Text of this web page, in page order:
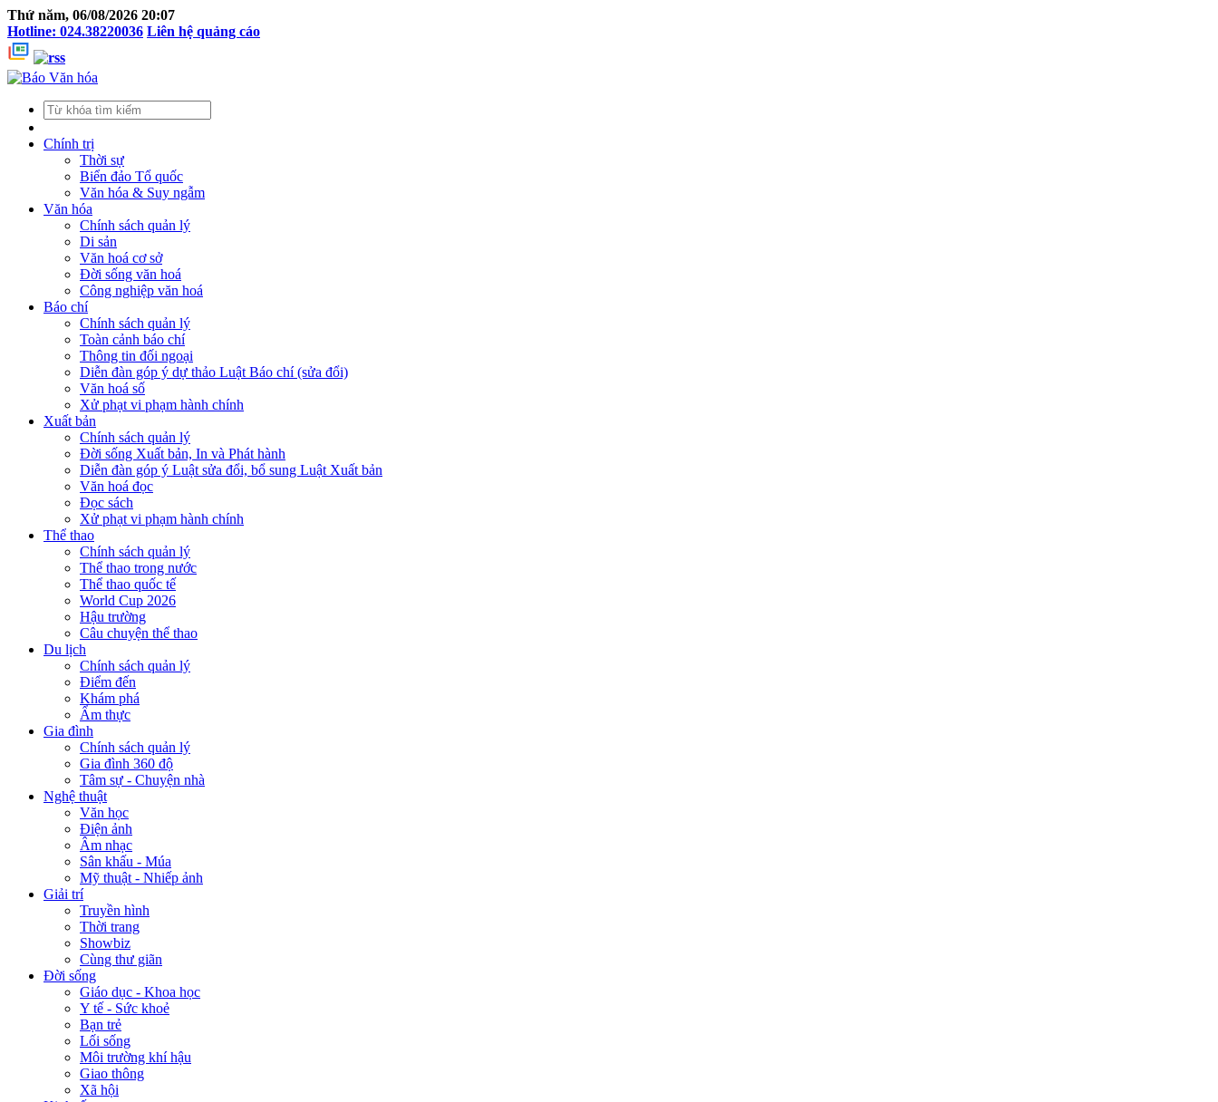
Thứ năm, 06/08/2026 20:07
Hotline: 024.38220036 Liên hệ quảng cáo
Chính trị
Thời sự
Biển đảo Tổ quốc
Văn hóa & Suy ngẫm
Văn hóa
Chính sách quản lý
Di sản
Văn hoá cơ sở
Đời sống văn hoá
Công nghiệp văn hoá
Báo chí
Chính sách quản lý
Toàn cảnh báo chí
Thông tin đối ngoại
Diễn đàn góp ý dự thảo Luật Báo chí (sửa đổi)
Văn hoá số
Xử phạt vi phạm hành chính
Xuất bản
Chính sách quản lý
Đời sống Xuất bản, In và Phát hành
Diễn đàn góp ý Luật sửa đổi, bổ sung Luật Xuất bản
Văn hoá đọc
Đọc sách
Xử phạt vi phạm hành chính
Thể thao
Chính sách quản lý
Thể thao trong nước
Thể thao quốc tế
World Cup 2026
Hậu trường
Câu chuyện thể thao
Du lịch
Chính sách quản lý
Điểm đến
Khám phá
Ẩm thực
Gia đình
Chính sách quản lý
Gia đình 360 độ
Tâm sự - Chuyện nhà
Nghệ thuật
Văn học
Điện ảnh
Âm nhạc
Sân khấu - Múa
Mỹ thuật - Nhiếp ảnh
Giải trí
Truyền hình
Thời trang
Showbiz
Cùng thư giãn
Đời sống
Giáo dục - Khoa học
Y tế - Sức khoẻ
Bạn trẻ
Lối sống
Môi trường khí hậu
Giao thông
Xã hội